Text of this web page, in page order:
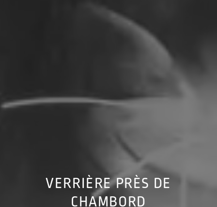
VERRIÈRE PRÈS DE
CHAMBORD